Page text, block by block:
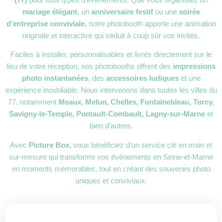
mariage élégant, un anniversaire festifou une soirée
d’entreprise conviviale, notre photobooth apporte une animation
originale et interactive qui séduit à coup sûr vos invités.
Faciles à installer, personnalisables et livrés directement sur le
lieu de votre réception, nos photobooths offrent des impressions
photo instantanées, des accessoires ludiqueset une
expérience inoubliable. Nous intervenons dans toutes les villes du
77, notamment Meaux, Melun, Chelles, Fontainebleau, Torcy,
Savigny-le-Temple, Pontault-Combault, Lagny-sur-Marne et
bien d’autres.
Avec Picture Box, vous bénéficiez d’un service clé en main et
sur-mesure qui transforme vos événements en Seine-et-Marne
en moments mémorables, tout en créant des souvenirs photo
uniques et conviviaux.